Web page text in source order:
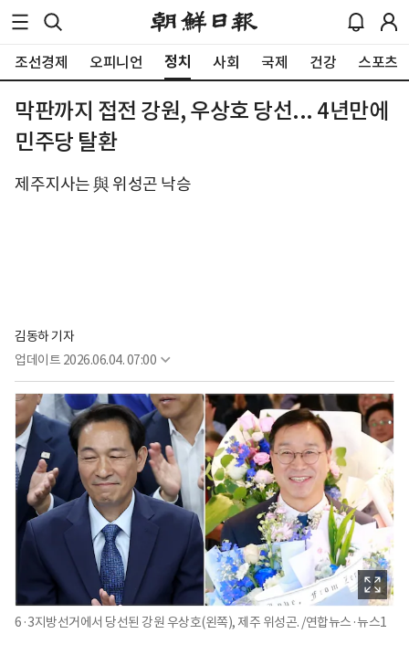
조선경제 오피니언 정치 사회 국제 건강 스포츠
막판까지 접전 강원, 우상호 당선... 4년만에
민주당 탈환
제주지사는 與 위성곤 낙승
김동하 기자
업데이트 2026.06.04. 07:00
6·3지방선거에서 당선된 강원 우상호(왼쪽), 제주 위성곤. /연합뉴스·뉴스1